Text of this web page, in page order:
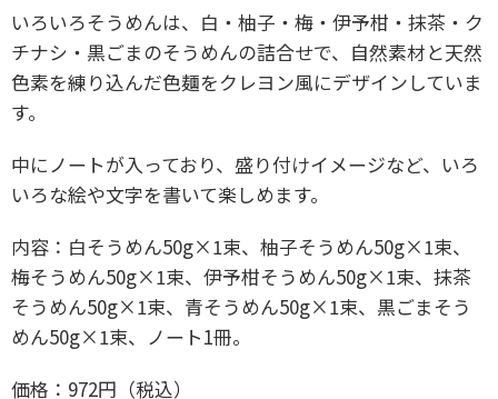
いろいろそうめんは、 白・柚子・梅・伊予柑・抹茶・ク
チナシ・黒ごまのそうめんの詰合せで、自然素材と天然
色素を練り込んだ色麺をクレヨン風にデザインしていま
す。
中にノートが入っており、盛り付けイメージなど、いろ
いろな絵や文字を書いて楽しめます。
内容： 白そうめん50g×1束、柚子そうめん50g×1束、
梅そうめん50g×1束、伊予柑そうめん50g×1束、抹茶
そうめん50g×1束、青そうめん50g×1束、黒ごまそう
めん50g×1束、ノート1冊。
価格：972円（税込）